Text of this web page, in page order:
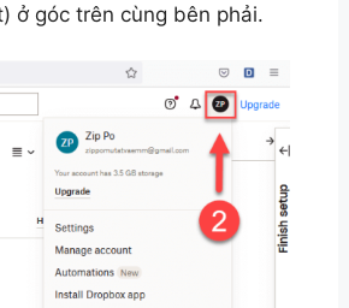
ở góc trên cùng bên phải.